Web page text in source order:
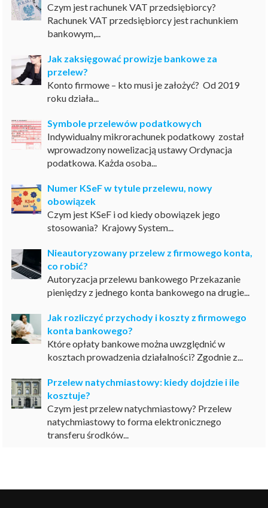
Czym jest rachunek VAT przedsiębiorcy?
Rachunek VAT przedsiębiorcy jest rachunkiem
bankowym,...
Jak zaksięgować prowizje bankowe za
przelew?
Konto firmowe – kto musi je założyć? Od 2019
roku działa...
Symbole przelewów podatkowych
Indywidualny mikrorachunek podatkowy został
wprowadzony nowelizacją ustawy Ordynacja
podatkowa. Każda osoba...
Numer KSeF w tytule przelewu, nowy
obowiązek
Czym jest KSeF i od kiedy obowiązek jego
stosowania? Krajowy System...
Nieautoryzowany przelew z firmowego konta,
co robić?
Autoryzacja przelewu bankowego Przekazanie
pieniędzy z jednego konta bankowego na drugie...
Jak rozliczyć przychody i koszty z firmowego
konta bankowego?
Które opłaty bankowe można uwzględnić w
kosztach prowadzenia działalności? Zgodnie z...
Przelew natychmiastowy: kiedy dojdzie i ile
kosztuje?
Czym jest przelew natychmiastowy? Przelew
natychmiastowy to forma elektronicznego
transferu środków...